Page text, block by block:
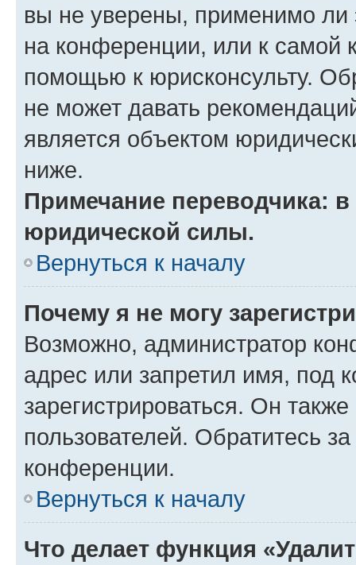
вы не уверены, применимо ли
на конференции, или к самой
помощью к юрисконсульту.
не может давать
является объектом
ниже.
Примечание переводчика:
юридической силы.
Вернуться к началу
Почему я не могу
Возможно, администратор
адрес или запретил имя, под
зарегистрироваться. Он
пользователей. Обратитесь
конференции.
Вернуться к началу
Что делает функция